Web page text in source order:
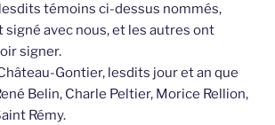
témoins ci-dessus nommés,
signé avec nous, et les autres ont
signer.
Gontier, lesdits jour et an que
Belin, Charle Peltier, Morice Rellion,
Rémy.